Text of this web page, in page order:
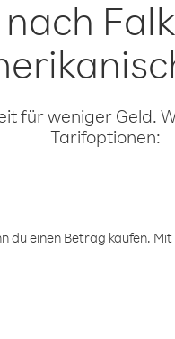
für weniger Geld.
Tarifoptionen:
einen Betrag kaufen.